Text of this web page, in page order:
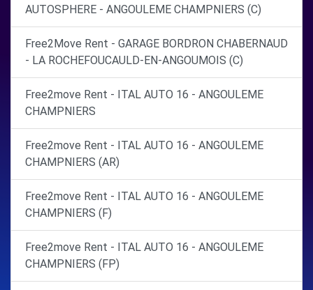
AUTOSPHERE - ANGOULEME CHAMPNIERS (C)
Free2Move Rent - GARAGE BORDRON CHABERNAUD
- LA ROCHEFOUCAULD-EN-ANGOUMOIS (C)
Free2move Rent - ITAL AUTO 16 - ANGOULEME
CHAMPNIERS
Free2move Rent - ITAL AUTO 16 - ANGOULEME
CHAMPNIERS (AR)
Free2move Rent - ITAL AUTO 16 - ANGOULEME
CHAMPNIERS (F)
Free2move Rent - ITAL AUTO 16 - ANGOULEME
CHAMPNIERS (FP)